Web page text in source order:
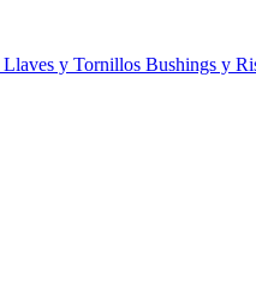
Llaves y Tornillos Bushings y